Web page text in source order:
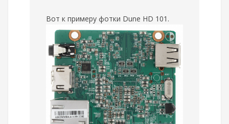
Вот к примеру фотки Dune HD 101.